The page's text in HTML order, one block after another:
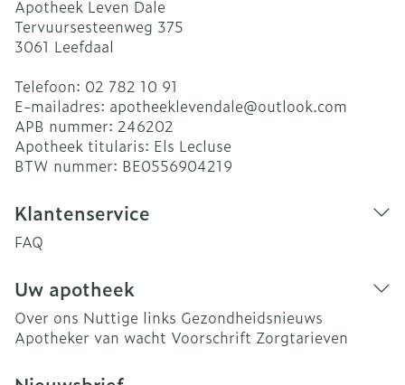
Apotheek Leven Dale
Tervuursesteenweg 375
3061 Leefdaal
Telefoon: 02 782 10 91
E-mailadres: apotheeklevendale@outlook.com
APB nummer: 246202
Apotheek titularis: Els Lecluse
BTW nummer: BE0556904219
Klantenservice
FAQ
Uw apotheek
Over ons Nuttige links Gezondheidsnieuws
Apotheker van wacht Voorschrift Zorgtarieven